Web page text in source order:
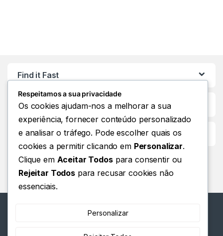
Find it Fast
Customer Care
Respeitamos a sua privacidade
Os cookies ajudam-nos a melhorar a sua
experiência, fornecer conteúdo personalizado
e analisar o tráfego. Pode escolher quais os
cookies a permitir clicando em Personalizar.
Clique em Aceitar Todospara consentir ou
Rejeitar Todos para recusar cookies não
essenciais.
Personalizar